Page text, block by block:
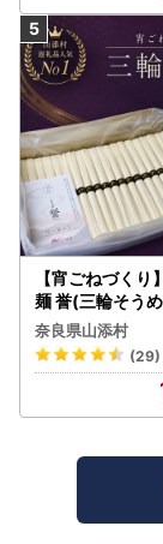
【宵ごねづく
麺 誉(三輪そう
れ)
奈良県山添村
(29)